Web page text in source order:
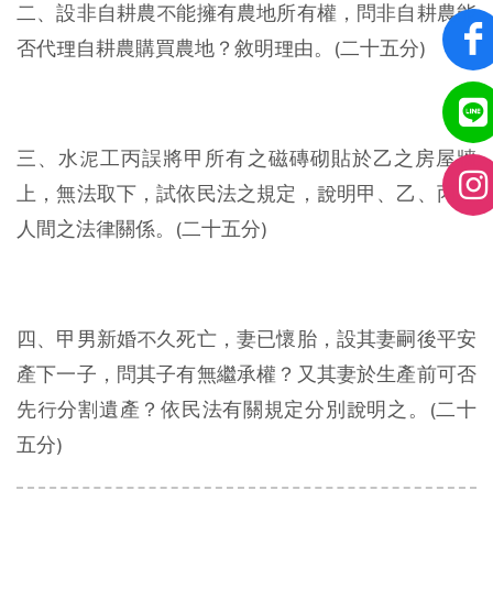
二、設非自耕農不能擁有農地所有權，問非自耕農能
否代理自耕農購買農地？敘明理由。(二十五分)
三、水泥工丙誤將甲所有之磁磚砌貼於乙之房屋牆
上，無法取下，試依民法之規定，說明甲、乙、丙三
人間之法律關係。(二十五分)
四、甲男新婚不久死亡，妻已懷胎，設其妻嗣後平安
產下一子，問其子有無繼承權？又其妻於生產前可否
先行分割遺產？依民法有關規定分別說明之。(二十
五分)